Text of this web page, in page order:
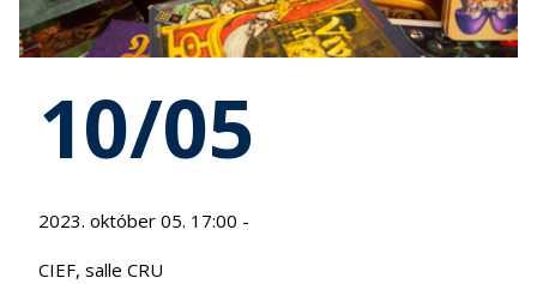
10/05
2023. október 05. 17:00 -
CIEF, salle CRU